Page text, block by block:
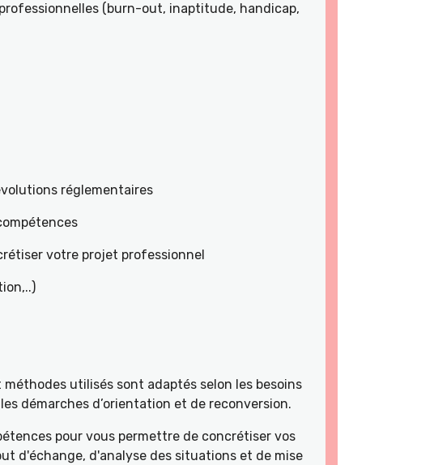
(burn-out, inaptitude, handicap,
réglementaires
votre projet professionnel
utilisés sont adaptés selon les besoins
démarches d’orientation et de reconversion.
pour vous permettre de concrétiser vos
d'échange, d'analyse des situations et de mise